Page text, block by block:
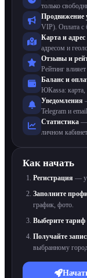
только
Продвижение
VIP). Оплата с
Карта и адрес
адресом и
Отзывы и
Рейтинг
Баланс и
ЮКassa: карта,
Уведомления
Telegram и
Статистика —
личном
Как начать
Регистрация —
Заполните
график, фото.
Выберите тариф
Получайте
выбранному